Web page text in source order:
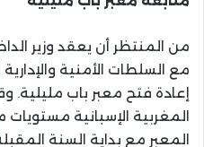
من المنتظر أن يعقد وزير
مع السلطات الأمنية
إعادة فتح معبر باب مليلية.
المغربية الإسبانية
المعبر مع بداية السنة